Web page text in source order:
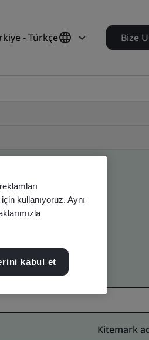
- Türkçe Bize
Kitemark
kullanıyoruz. Aynı
kabul et